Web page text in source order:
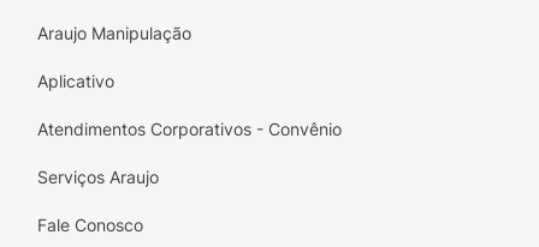
Araujo Manipulação
Aplicativo
Atendimentos Corporativos - Convênio
Serviços Araujo
Fale Conosco